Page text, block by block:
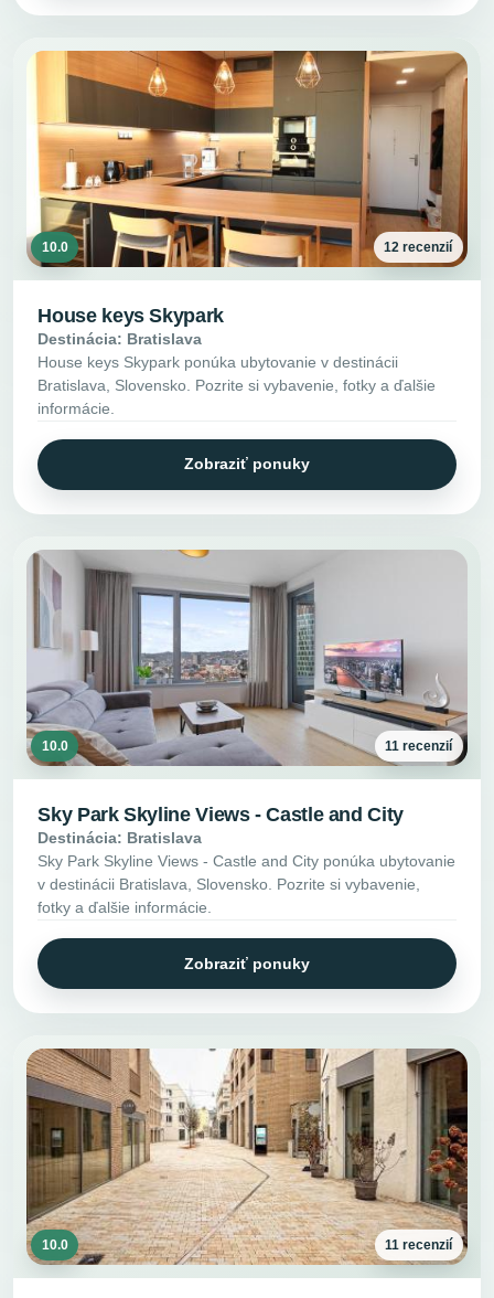
10.0 12 recenzií
House keys Skypark
Destinácia: Bratislava
House keys Skypark ponúka ubytovanie v destinácii
Bratislava, Slovensko. Pozrite si vybavenie, fotky a ďalšie
informácie.
Zobraziť ponuky
10.0 11 recenzií
Sky Park Skyline Views - Castle and City
Destinácia: Bratislava
Sky Park Skyline Views - Castle and City ponúka ubytovanie
v destinácii Bratislava, Slovensko. Pozrite si vybavenie,
fotky a ďalšie informácie.
Zobraziť ponuky
10.0 11 recenzií